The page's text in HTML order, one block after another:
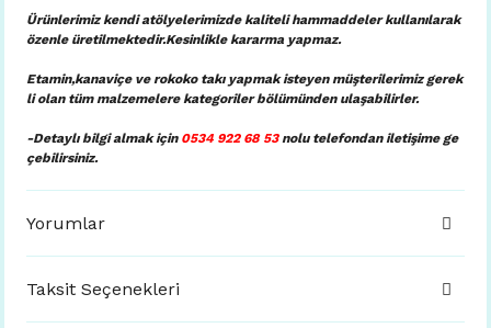
Ürünlerimiz kendi atölyelerimizde kaliteli hammaddeler kullanılarak
özenle üretilmektedir.Kesinlikle kararma yapmaz.
Etamin,kanaviçe ve rokoko takı yapmak isteyen müşterilerimiz gerek
li olan tüm malzemelere kategoriler bölümünden ulaşabilirler.
-Detaylı bilgi almak için 0534 922 68 53nolu telefondan iletişime ge
çebilirsiniz.
Yorumlar
Taksit Seçenekleri